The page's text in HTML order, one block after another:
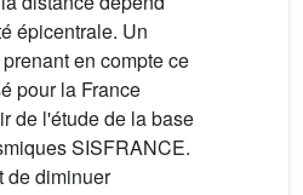
épicentrale. Un
en compte ce
pour la France
de l'étude de la base
SISFRANCE.
de diminuer